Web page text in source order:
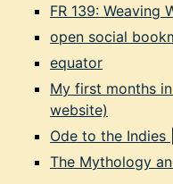
FR 139: Weaving
open social
equator
My first months
website)
Ode to the Indies
The Mythology